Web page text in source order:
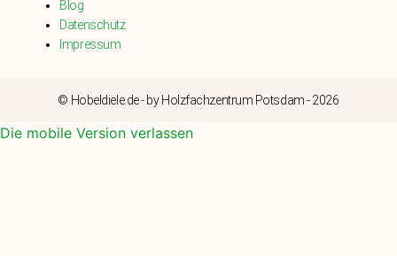
Blog
Datenschutz
Impressum
© Hobeldiele.de - by Holzfachzentrum Potsdam - 2026
Die mobile Version verlassen